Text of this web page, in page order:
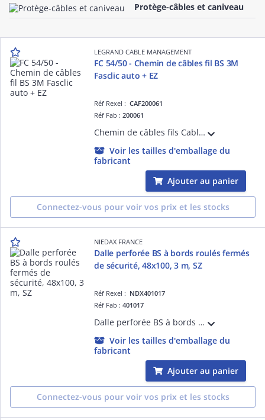
Protège-câbles et caniveau
LEGRAND CABLE MANAGEMENT
FC 54/50 - Chemin de câbles fil BS 3M
Fasclic auto + EZ
Réf Rexel :CAF200061
Réf Fab :200061
Chemin de câbles fils Cablofil avec éclisse intégrée et bord sécurité FC Fasclic Auto+- hauteur 54mm, largeur 50mm, longueur 3m - finition EZ
Voir les tailles d'emballage du
fabricant
Ajouter au panier
Connectez-vous pour voir vos prix et les stocks
NIEDAX FRANCE
Dalle perforée BS à bords roulés fermés
de sécurité, 48x100, 3 m, SZ
Réf Rexel : NDX401017
Réf Fab :401017
Dalle perforée BS à bords roulés fermés de sécurité, hauteur 48 mm, largeur 100 mm, perforations oblongs 7x25 mm, longueur 3 m, finition SZ.
Voir les tailles d'emballage du
fabricant
Ajouter au panier
Connectez-vous pour voir vos prix et les stocks